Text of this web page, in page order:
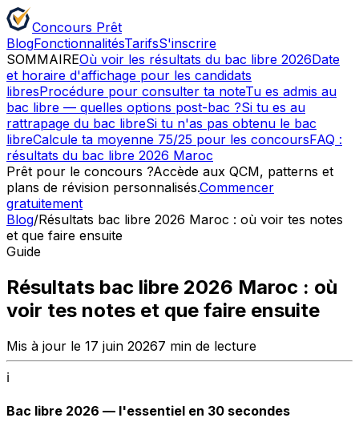
Concours Prêt
BlogFonctionnalitésTarifsS'inscrire
SOMMAIREOù voir les résultats du bac libre 2026Date
et horaire d'affichage pour les candidats
libresProcédure pour consulter ta noteTu es admis au
bac libre — quelles options post-bac ?Si tu es au
rattrapage du bac libreSi tu n'as pas obtenu le bac
libreCalcule ta moyenne 75/25 pour les concoursFAQ :
résultats du bac libre 2026 Maroc
Prêt pour le concours ?Accède aux QCM, patterns et
plans de révision personnalisés.Commencer
gratuitement
Blog/Résultats bac libre 2026 Maroc : où voir tes notes
et que faire ensuite
Guide
Résultats bac libre 2026 Maroc : où
voir tes notes et que faire ensuite
Mis à jour le 17 juin 20267 min de lecture
ℹ️
Bac libre 2026 — l'essentiel en 30 secondes